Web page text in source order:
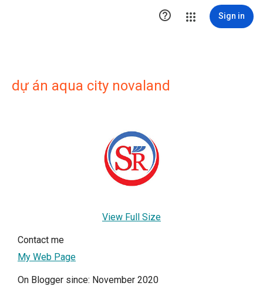
 Sign in
dự án aqua city novaland
View Full Size
Contact me
My Web Page
On Blogger since: November 2020